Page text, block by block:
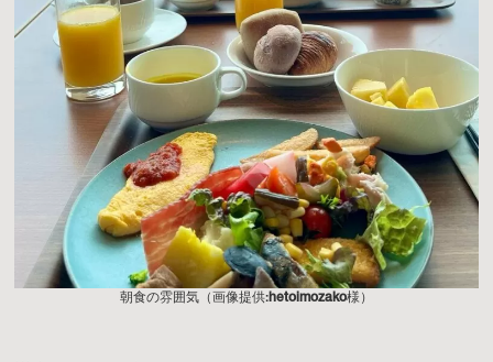
朝食の雰囲気（画像提供:hetoimozako様）